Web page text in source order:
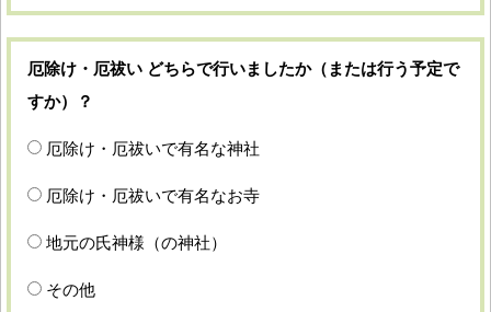
厄除け・厄祓い どちらで行いましたか（または行う予定で
すか）？
厄除け・厄祓いで有名な神社
厄除け・厄祓いで有名なお寺
地元の氏神様（の神社）
その他